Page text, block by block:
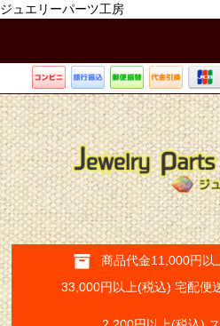
ジュエリーパーツ工房
商品代金11,000円以
33,000円以上(税込) 宅配便